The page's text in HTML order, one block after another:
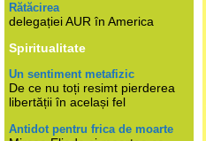
Rătăcirea
delegației AUR în America
Spiritualitate
Un sentiment metafizic
De ce nu toți resimt pierderea
libertății în același fel
Antidot pentru frica de moarte